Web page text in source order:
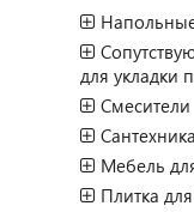
для укладки
Смесители
Сантехника
Мебель
Плитка